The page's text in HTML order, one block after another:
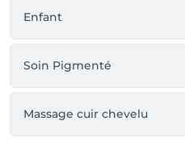
Enfant
Soin Pigmenté
Massage cuir chevelu